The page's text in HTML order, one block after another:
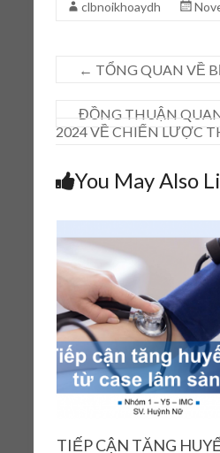
clbnoikhoaydh
← TỔNG QUAN VỀ
ĐỒNG THUẬN
2024 VỀ CHIẾN LƯỢC
You May Also
TIẾP CẬN TĂNG